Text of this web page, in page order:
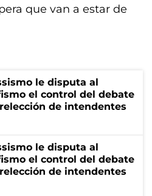
que van a estar de
le disputa al
el control del debate
de intendentes
le disputa al
el control del debate
de intendentes